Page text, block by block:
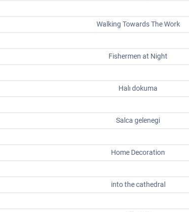
Walking Towards The Work
Fishermen at Night
Halı dokuma
Salca gelenegi
Home Decoration
into the cathedral